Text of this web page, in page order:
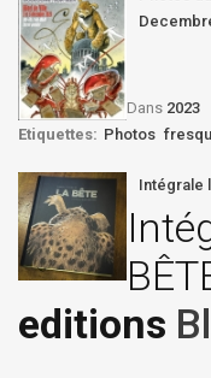
Dans 2023
Etiquettes: Photos
Intégrale
editions